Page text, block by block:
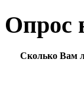
Опрос
Сколько Вам